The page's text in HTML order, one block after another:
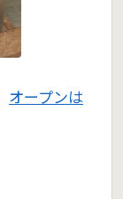
オープンは